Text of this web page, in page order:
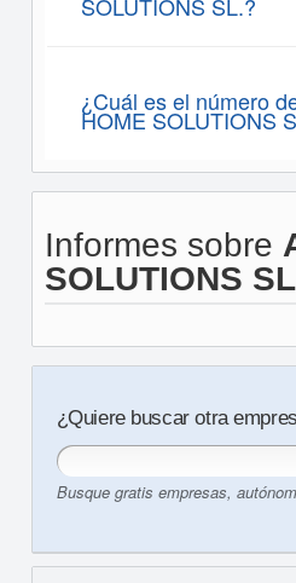
¿Cuál es el número
HOME SOLUTIONS
Informes sobre
SOLUTIONS
¿Quiere buscar otra
Busque gratis empresas,